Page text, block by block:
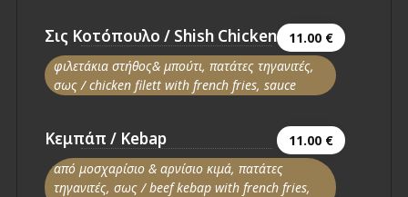
Σις Κοτόπουλο / Shish Chicken
11.00 €
φιλετάκια στήθος& μπούτι, πατάτες τηγανιτές,
σως / chicken filett with french fries, sauce
Κεμπάπ / Kebap
11.00 €
από μοσχαρίσιο & αρνίσιο κιμά, πατάτες
τηγανιτές, σως / beef kebap with french fries,